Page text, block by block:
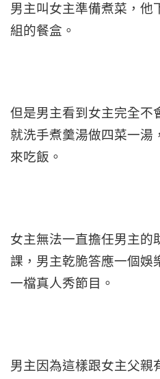
男主叫女主準備煮菜，他
組的餐盒。
但是男主看到女主完全不
就洗手煮羹湯做四菜一湯
來吃飯。
女主無法一直擔任男主的
課，男主乾脆答應一個娛
一檔真人秀節目。
男主因為這樣跟女主父親